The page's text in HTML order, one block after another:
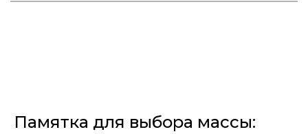
Памятка для выбора массы: